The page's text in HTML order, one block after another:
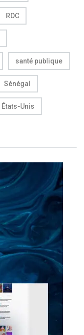
RDC
santé publique
Sénégal
États-Unis